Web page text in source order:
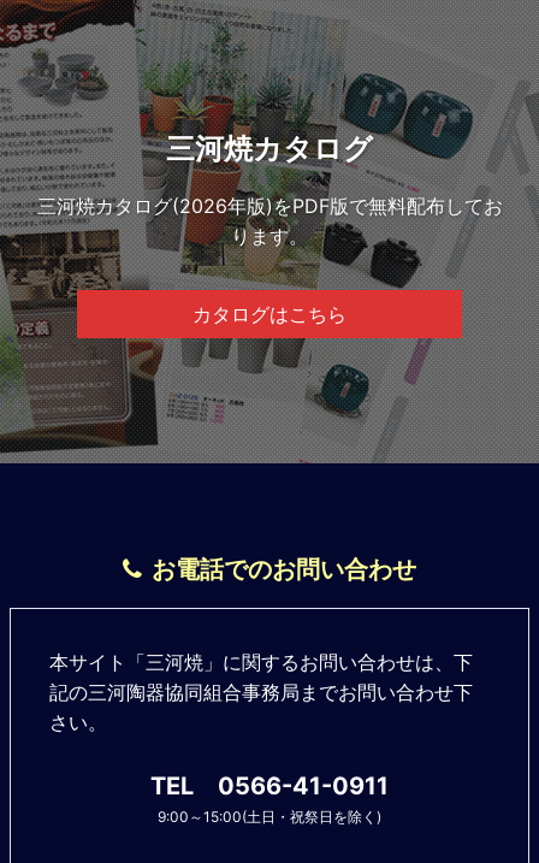
三河焼カタログ
三河焼カタログ(2026年版)をPDF版で無料配布してお
ります。
カタログはこちら
お電話でのお問い合わせ
本サイト「三河焼」に関するお問い合わせは、下
記の三河陶器協同組合事務局までお問い合わせ下
さい。
TEL 0566-41-0911
9:00～15:00(土日・祝祭日を除く)